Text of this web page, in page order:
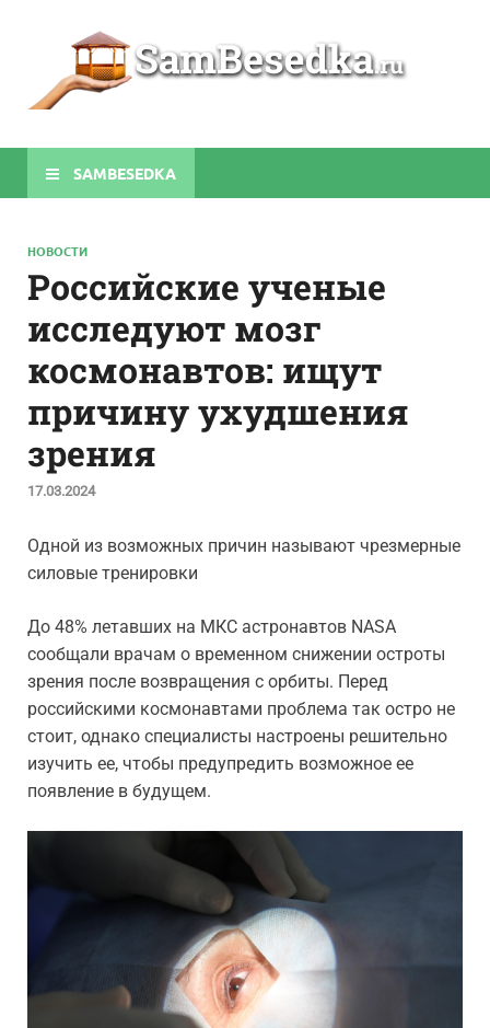
SAMBESEDKA
НОВОСТИ
Российские ученые
исследуют мозг
космонавтов: ищут
причину ухудшения
зрения
17.03.2024
Одной из возможных причин называют чрезмерные
силовые тренировки
До 48% летавших на МКС астронавтов NASА
сообщали врачам о временном снижении остроты
зрения после возвращения с орбиты. Перед
российскими космонавтами проблема так остро не
стоит, однако специалисты настроены решительно
изучить ее, чтобы предупредить возможное ее
появление в будущем.